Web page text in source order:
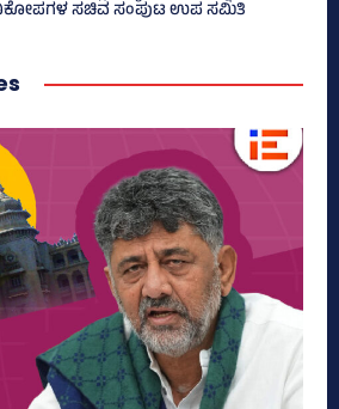
ಸಚಿವ ಸಂಪುಟ ಉಪ ಸಮಿತಿ